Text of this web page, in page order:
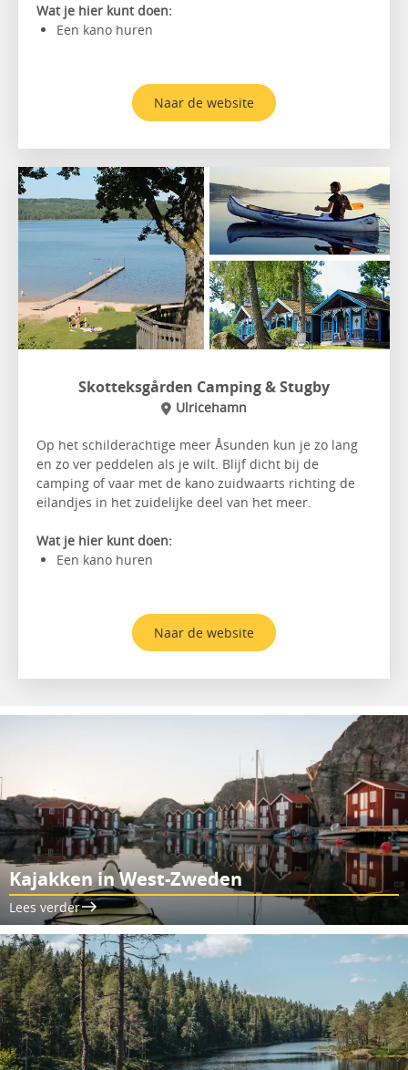
Wat je hier kunt doen:
Een kano huren
Naar de website
Skotteksgården Camping & Stugby
Ulricehamn
Op het schilderachtige meer Åsunden kun je zo lang
en zo ver peddelen als je wilt. Blijf dicht bij de
camping of vaar met de kano zuidwaarts richting de
eilandjes in het zuidelijke deel van het meer.
Wat je hier kunt doen:
Een kano huren
Naar de website
Kajakken in West-Zweden
Lees verder